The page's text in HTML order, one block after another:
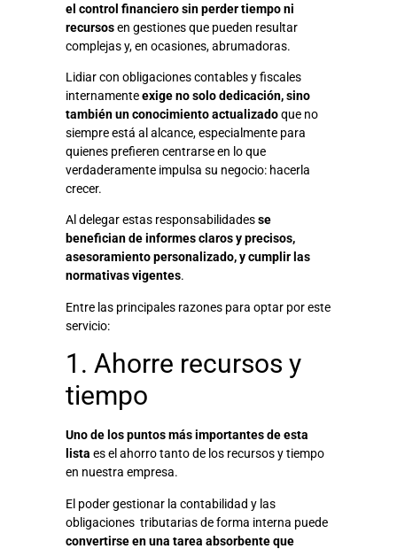
el control financiero sin perder tiempo ni
recursosen gestiones que pueden resultar
complejas y, en ocasiones, abrumadoras.
Lidiar con obligaciones contables y fiscales
internamenteexige no solo dedicación, sino
también un conocimiento actualizadoque no
siempre está al alcance, especialmente para
quienes prefieren centrarse en lo que
verdaderamente impulsa su negocio: hacerla
crecer.
Al delegar estas responsabilidadesse
benefician de informes claros y precisos,
asesoramiento personalizado, y cumplir las
normativas vigentes.
Entre las principales razones para optar por este
servicio:
1. Ahorre recursos y
tiempo
Uno de los puntos más importantes de esta
lista es el ahorro tanto de los recursos y tiempo
en nuestra empresa.
El poder gestionar la contabilidad y las
obligaciones tributarias de forma interna puede
convertirse en una tarea absorbente que